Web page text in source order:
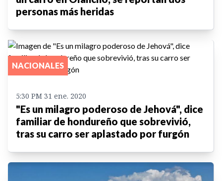
personas más heridas
NACIONALES
5:30 PM 31 ene. 2020
"Es un milagro poderoso de Jehová", dice
familiar de hondureño que sobrevivió,
tras su carro ser aplastado por furgón